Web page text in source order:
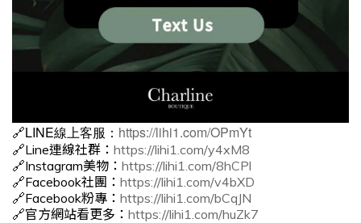
🔗LINE線上客服： https://lihi1.com/OPmYt
🔗Line連線社群： https://lihi1.com/y4xM8
🔗Instagram美物： https://lihi1.com/8hCPl
🔗Facebook社團： https://lihi1.com/v4bXD
🔗Facebook粉專： https://lihi1.com/bCqJN
🔗官方網站看更多： https://lihi1.com/huZk7